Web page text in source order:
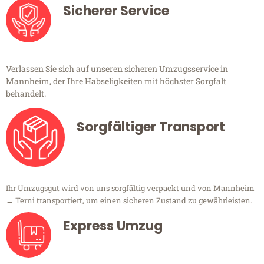
Sicherer Service
Verlassen Sie sich auf unseren sicheren Umzugsservice in
Mannheim, der Ihre Habseligkeiten mit höchster Sorgfalt
behandelt.
Sorgfältiger Transport
Ihr Umzugsgut wird von uns sorgfältig verpackt und von Mannheim
→ Terni transportiert, um einen sicheren Zustand zu gewährleisten.
Express Umzug